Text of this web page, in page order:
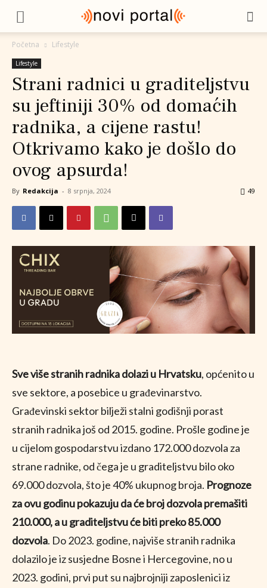
Početna Lifestyle
Lifestyle
Strani radnici u graditeljstvu
su jeftiniji 30% od domaćih
radnika, a cijene rastu!
Otkrivamo kako je došlo do
ovog apsurda!
By Redakcija - 8 srpnja, 2024 49
Sve više stranih radnika dolazi u Hrvatsku, općenito u
sve sektore, a posebice u građevinarstvo.
Građevinski sektor bilježi stalni godišnji porast
stranih radnika još od 2015. godine. Prošle godine je
u cijelom gospodarstvu izdano 172.000 dozvola za
strane radnike, od čega je u graditeljstvu bilo oko
69.000 dozvola, što je 40% ukupnog broja. Prognoze
za ovu godinu pokazuju da će broj dozvola premašiti
210.000, a u graditeljstvu će biti preko 85.000
dozvola. Do 2023. godine, najviše stranih radnika
dolazilo je iz susjedne Bosne i Hercegovine, no u
2023. godini, prvi put su najbrojniji zaposlenici iz